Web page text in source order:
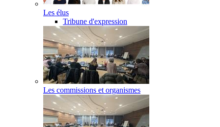
Les élus
Tribune d'expression
Les commissions et organismes